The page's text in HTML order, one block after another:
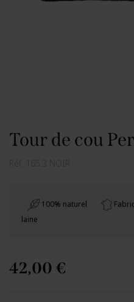
Tour de cou
Réf. 165.3 NOIR
100% naturel
laine
42,00 €